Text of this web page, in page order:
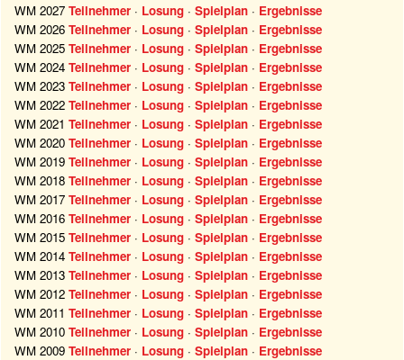
WM 2027 Teilnehmer · Losung · Spielplan · Ergebnisse
WM 2026 Teilnehmer · Losung · Spielplan · Ergebnisse
WM 2025 Teilnehmer · Losung · Spielplan · Ergebnisse
WM 2024 Teilnehmer · Losung · Spielplan · Ergebnisse
WM 2023 Teilnehmer · Losung · Spielplan · Ergebnisse
WM 2022 Teilnehmer · Losung · Spielplan · Ergebnisse
WM 2021 Teilnehmer · Losung · Spielplan · Ergebnisse
WM 2020 Teilnehmer · Losung · Spielplan · Ergebnisse
WM 2019 Teilnehmer · Losung · Spielplan · Ergebnisse
WM 2018 Teilnehmer · Losung · Spielplan · Ergebnisse
WM 2017 Teilnehmer · Losung · Spielplan · Ergebnisse
WM 2016 Teilnehmer · Losung · Spielplan · Ergebnisse
WM 2015 Teilnehmer · Losung · Spielplan · Ergebnisse
WM 2014 Teilnehmer · Losung · Spielplan · Ergebnisse
WM 2013 Teilnehmer · Losung · Spielplan · Ergebnisse
WM 2012 Teilnehmer · Losung · Spielplan · Ergebnisse
WM 2011 Teilnehmer · Losung · Spielplan · Ergebnisse
WM 2010 Teilnehmer · Losung · Spielplan · Ergebnisse
WM 2009 Teilnehmer · Losung · Spielplan · Ergebnisse